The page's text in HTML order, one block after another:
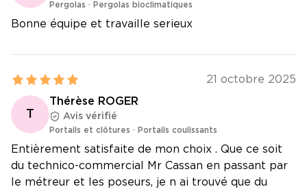
Pergolas · Pergolas bioclimatiques
Bonne équipe et travaille serieux
21 octobre 2025
T
Thérèse ROGER
Avis vérifié
Portails et clôtures · Portails coulissants
Entièrement satisfaite de mon choix . Que ce soit
du technico-commercial Mr Cassan en passant par
le métreur et les poseurs, je n ai trouvé que du